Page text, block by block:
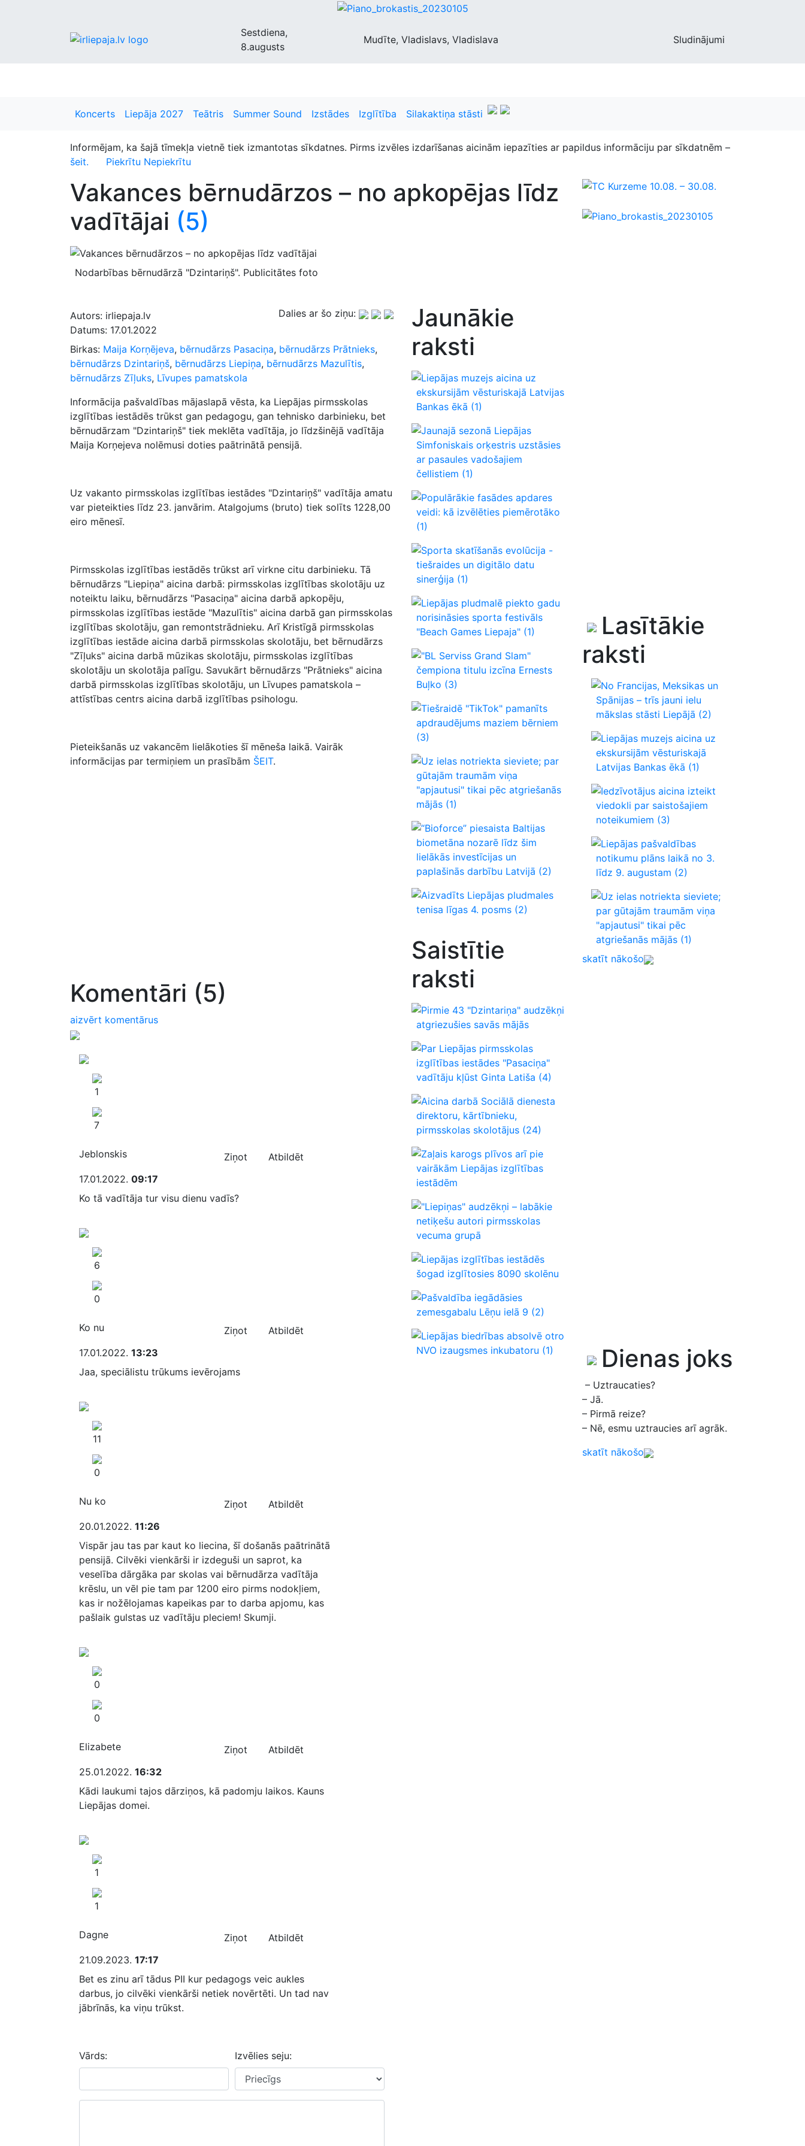
Sestdiena,
8.augusts
Mudīte, Vladislavs, Vladislava Sludinājumi
Koncerts Liepāja 2027 Teātris Summer Sound Izstādes Izglītība Silakaktiņa stāsti
Informējam, ka šajā tīmekļa vietnē tiek izmantotas sīkdatnes. Pirms izvēles izdarīšanas aicinām iepazīties ar papildus informāciju par sīkdatnēm –
šeit.
Piekrītu Nepiekrītu
Vakances bērnudārzos – no apkopējas līdz
vadītājai (5)
Nodarbības bērnudārzā "Dzintariņš". Publicitātes foto
Autors: irliepaja.lv
Datums: 17.01.2022
Dalies ar šo ziņu:
Birkas: Maija Korņējeva, bērnudārzs Pasaciņa, bērnudārzs Prātnieks,
bērnudārzs Dzintariņš, bērnudārzs Liepiņa, bērnudārzs Mazulītis,
bērnudārzs Zīļuks, Līvupes pamatskola
Informācija pašvaldības mājaslapā vēsta, ka Liepājas pirmsskolas
izglītības iestādēs trūkst gan pedagogu, gan tehnisko darbinieku, bet
bērnudārzam "Dzintariņš" tiek meklēta vadītāja, jo līdzšinējā vadītāja
Maija Korņejeva nolēmusi doties paātrinātā pensijā.
Uz vakanto pirmsskolas izglītības iestādes "Dzintariņš" vadītāja amatu
var pieteikties līdz 23. janvārim. Atalgojums (bruto) tiek solīts 1228,00
eiro mēnesī.
Pirmsskolas izglītības iestādēs trūkst arī virkne citu darbinieku. Tā
bērnudārzs "Liepiņa" aicina darbā: pirmsskolas izglītības skolotāju uz
noteiktu laiku, bērnudārzs "Pasaciņa" aicina darbā apkopēju,
pirmsskolas izglītības iestāde "Mazulītis" aicina darbā gan pirmsskolas
izglītības skolotāju, gan remontstrādnieku. Arī Kristīgā pirmsskolas
izglītības iestāde aicina darbā pirmsskolas skolotāju, bet bērnudārzs
"Zīļuks" aicina darbā mūzikas skolotāju, pirmsskolas izglītības
skolotāju un skolotāja palīgu. Savukārt bērnudārzs "Prātnieks" aicina
darbā pirmsskolas izglītības skolotāju, un Līvupes pamatskola –
attīstības centrs aicina darbā izglītības psihologu.
Pieteikšanās uz vakancēm lielākoties šī mēneša laikā. Vairāk
informācijas par termiņiem un prasībām ŠEIT.
Komentāri (5)
aizvērt komentārus
1
7
Jeblonskis Ziņot
Atbildēt
17.01.2022. 09:17
Ko tā vadītāja tur visu dienu vadīs?
6
0
Ko nu Ziņot
Atbildēt
17.01.2022. 13:23
Jaa, speciālistu trūkums ievērojams
11
0
Nu ko Ziņot
Atbildēt
20.01.2022. 11:26
Vispār jau tas par kaut ko liecina, šī došanās paātrinātā
pensijā. Cilvēki vienkārši ir izdeguši un saprot, ka
veselība dārgāka par skolas vai bērnudārza vadītāja
krēslu, un vēl pie tam par 1200 eiro pirms nodokļiem,
kas ir nožēlojamas kapeikas par to darba apjomu, kas
pašlaik gulstas uz vadītāju pleciem! Skumji.
0
0
Elizabete Ziņot
Atbildēt
25.01.2022. 16:32
Kādi laukumi tajos dārziņos, kā padomju laikos. Kauns
Liepājas domei.
1
1
Dagne Ziņot
Atbildēt
21.09.2023. 17:17
Bet es zinu arī tādus PII kur pedagogs veic aukles
darbus, jo cilvēki vienkārši netiek novērtēti. Un tad nav
jābrīnās, ka viņu trūkst.
Vārds: Izvēlies seju:
Jaunākie
raksti
Liepājas muzejs aicina uz
ekskursijām vēsturiskajā Latvijas
Bankas ēkā (1)
Jaunajā sezonā Liepājas
Simfoniskais orķestris uzstāsies
ar pasaules vadošajiem
čellistiem (1)
Populārākie fasādes apdares
veidi: kā izvēlēties piemērotāko
(1)
Sporta skatīšanās evolūcija -
tiešraides un digitālo datu
sinerģija (1)
Liepājas pludmalē piekto gadu
norisināsies sporta festivāls
"Beach Games Liepaja"(1)
"BL Serviss Grand Slam"
čempiona titulu izcīna Ernests
Buļko (3)
Tiešraidē "TikTok" pamanīts
apdraudējums maziem bērniem
(3)
Uz ielas notriekta sieviete; par
gūtajām traumām viņa
"apjautusi" tikai pēc atgriešanās
mājās(1)
“Bioforce” piesaista Baltijas
biometāna nozarē līdz šim
lielākās investīcijas un
paplašinās darbību Latvijā (2)
Aizvadīts Liepājas pludmales
tenisa līgas 4. posms(2)
Saistītie
raksti
Pirmie 43 "Dzintariņa" audzēkņi
atgriezušies savās mājās
Par Liepājas pirmsskolas
izglītības iestādes "Pasaciņa"
vadītāju kļūst Ginta Latiša (4)
Aicina darbā Sociālā dienesta
direktoru, kārtībnieku,
pirmsskolas skolotājus(24)
Zaļais karogs plīvos arī pie
vairākām Liepājas izglītības
iestādēm
"Liepiņas" audzēkņi – labākie
netiķešu autori pirmsskolas
vecuma grupā
Liepājas izglītības iestādēs
šogad izglītosies 8090 skolēnu
Pašvaldība iegādāsies
zemesgabalu Lēņu ielā 9 (2)
Liepājas biedrības absolvē otro
NVO izaugsmes inkubatoru (1)
Lasītākie
raksti
No Francijas, Meksikas un
Spānijas – trīs jauni ielu
mākslas stāsti Liepājā (2)
Liepājas muzejs aicina uz
ekskursijām vēsturiskajā
Latvijas Bankas ēkā (1)
Iedzīvotājus aicina izteikt
viedokli par saistošajiem
noteikumiem (3)
Liepājas pašvaldības
notikumu plāns laikā no 3.
līdz 9. augustam (2)
Uz ielas notriekta sieviete;
par gūtajām traumām viņa
"apjautusi" tikai pēc
atgriešanās mājās (1)
skatīt nākošo
Dienas joks
– Uztraucaties?
– Jā.
– Pirmā reize?
– Nē, esmu uztraucies arī agrāk.
skatīt nākošo